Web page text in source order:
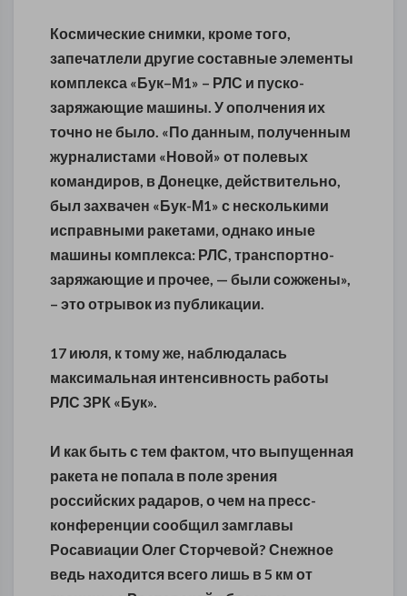
Космические снимки, кроме того,
запечатлели другие составные элементы
комплекса «Бук–М1» – РЛС и пуско-
заряжающие машины. У ополчения их
точно не было. «По данным, полученным
журналистами «Новой» от полевых
командиров, в Донецке, действительно,
был захвачен «Бук-М1» с несколькими
исправными ракетами, однако иные
машины комплекса: РЛС, транспортно-
заряжающие и прочее, — были сожжены»,
– это отрывок из публикации.
17 июля, к тому же, наблюдалась
максимальная интенсивность работы
РЛС ЗРК «Бук».
И как быть с тем фактом, что выпущенная
ракета не попала в поле зрения
российских радаров, о чем на пресс-
конференции сообщил замглавы
Росавиации Олег Сторчевой? Снежное
ведь находится всего лишь в 5 км от